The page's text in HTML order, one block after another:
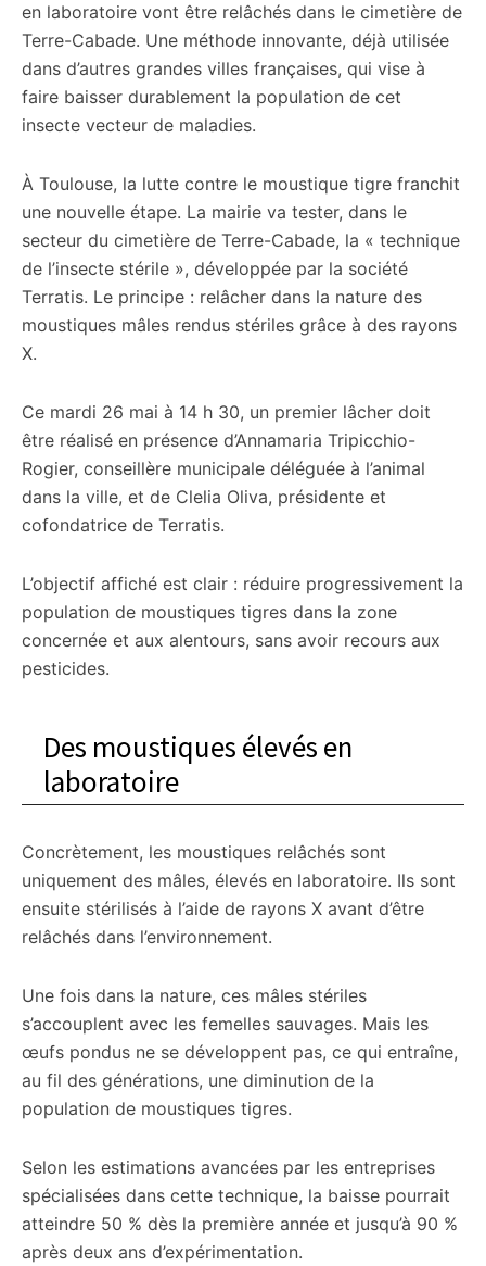
en laboratoire vont être relâchés dans le cimetière de
Terre-Cabade. Une méthode innovante, déjà utilisée
dans d’autres grandes villes françaises, qui vise à
faire baisser durablement la population de cet
insecte vecteur de maladies.
À Toulouse, la lutte contre le moustique tigre franchit
une nouvelle étape. La mairie va tester, dans le
secteur du cimetière de Terre-Cabade, la « technique
de l’insecte stérile », développée par la société
Terratis. Le principe : relâcher dans la nature des
moustiques mâles rendus stériles grâce à des rayons
X.
Ce mardi 26 mai à 14 h 30, un premier lâcher doit
être réalisé en présence d’Annamaria Tripicchio-
Rogier, conseillère municipale déléguée à l’animal
dans la ville, et de Clelia Oliva, présidente et
cofondatrice de Terratis.
L’objectif affiché est clair : réduire progressivement la
population de moustiques tigres dans la zone
concernée et aux alentours, sans avoir recours aux
pesticides.
Des moustiques élevés en
laboratoire
Concrètement, les moustiques relâchés sont
uniquement des mâles, élevés en laboratoire. Ils sont
ensuite stérilisés à l’aide de rayons X avant d’être
relâchés dans l’environnement.
Une fois dans la nature, ces mâles stériles
s’accouplent avec les femelles sauvages. Mais les
œufs pondus ne se développent pas, ce qui entraîne,
au fil des générations, une diminution de la
population de moustiques tigres.
Selon les estimations avancées par les entreprises
spécialisées dans cette technique, la baisse pourrait
atteindre 50 % dès la première année et jusqu’à 90 %
après deux ans d’expérimentation.